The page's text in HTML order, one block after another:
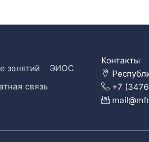
занятий
ЭИОС
связь
Контакты
+7